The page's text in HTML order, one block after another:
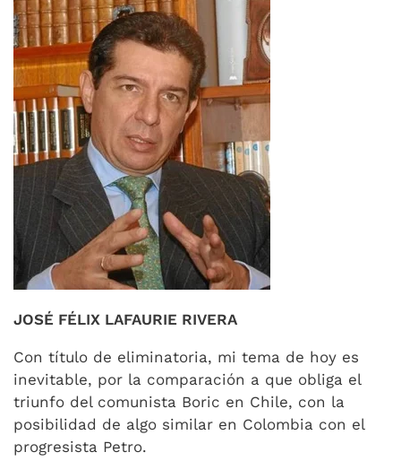
JOSÉ FÉLIX LAFAURIE RIVERA
Con título de eliminatoria, mi tema de hoy es
inevitable, por la comparación a que obliga el
triunfo del comunista Boric en Chile, con la
posibilidad de algo similar en Colombia con el
progresista Petro.